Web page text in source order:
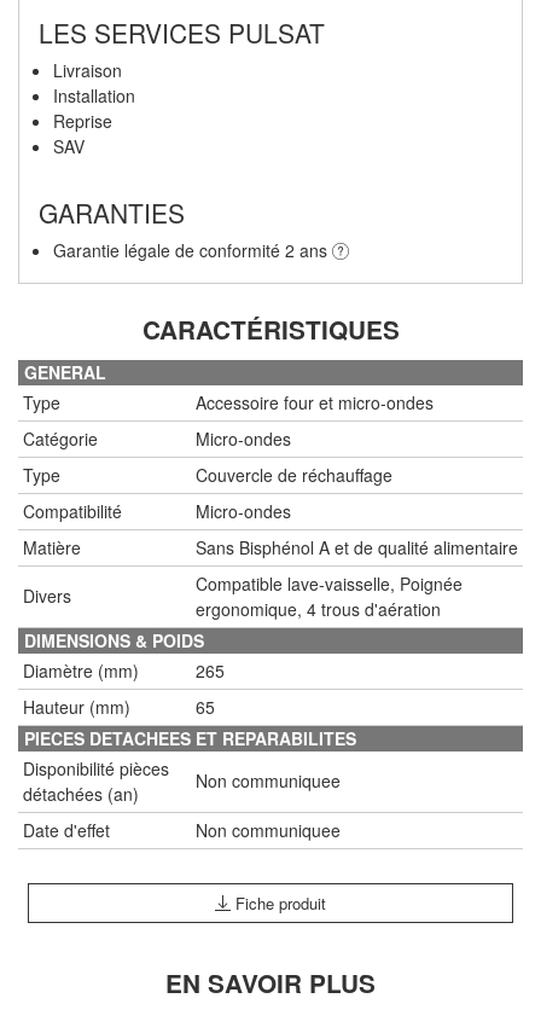
LES SERVICES PULSAT
Livraison
Installation
Reprise
SAV
GARANTIES
Garantie légale de conformité 2 ans
CARACTÉRISTIQUES
GENERAL
Type
Accessoire four et micro-ondes
Catégorie
Micro-ondes
Type
Couvercle de réchauffage
Compatibilité
Micro-ondes
Matière
Sans Bisphénol A et de qualité alimentaire
Divers
Compatible lave-vaisselle, Poignée
ergonomique, 4 trous d'aération
DIMENSIONS & POIDS
Diamètre (mm)
265
Hauteur (mm)
65
PIECES DETACHEES ET REPARABILITES
Disponibilité pièces
détachées (an)
Non communiquee
Date d'effet Non communiquee
Fiche produit
EN SAVOIR PLUS